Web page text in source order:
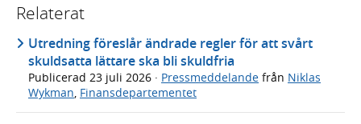
Relaterat
Utredning föreslår ändrade regler för att svårt
skuldsatta lättare ska bli skuldfria
Publicerad 23 juli 2026 · Pressmeddelande från Niklas
Wykman Finansdepartementet